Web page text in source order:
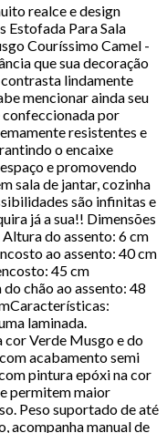
realce e design
Estofada Para Sala
Couríssimo Camel -
que sua decoração
lindamente
mencionar ainda seu
confeccionada por
resistentes e
o encaixe
e promovendo
sala de jantar, cozinha
são infinitas e
já a sua!! Dimensões
do assento: 6 cm
ao assento: 40 cm
45 cm
chão ao assento: 48
laminada.
cor Verde Musgo e do
acabamento semi
pintura epóxi na cor
permitem maior
Peso suportado de até
acompanha manual de